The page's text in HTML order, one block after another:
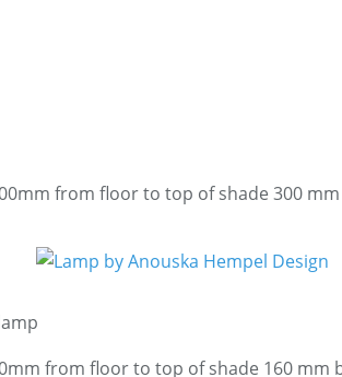
from floor to top of shade 300 mm
from floor to top of shade 160 mm